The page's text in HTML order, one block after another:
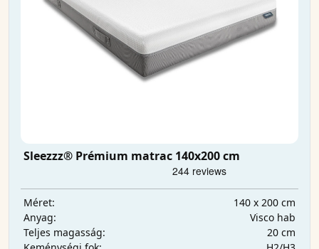
Sleezzz® Prémium matrac 140x200 cm
Méret:
140 x 200 cm
Anyag:
Visco hab
Teljes magasság:
20 cm